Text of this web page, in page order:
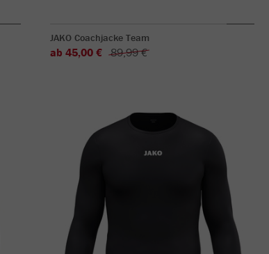
JAKO Coachjacke Team
ab 45,00 € 89,99 €